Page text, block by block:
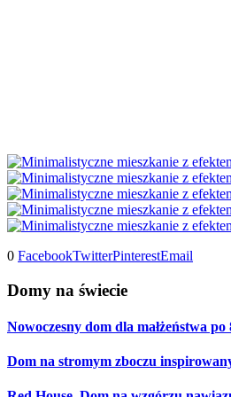
0 FacebookTwitterPinterestEmail
Domy na świecie
Nowoczesny dom dla małżeństwa po
Dom na stromym zboczu